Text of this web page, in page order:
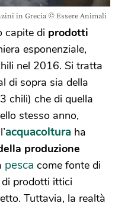
in Grecia © Essere Animali
capite di prodotti
esponenziale,
nel 2016. Si tratta
di sopra sia della
chili) che di quella
stesso anno,
acquacoltura ha
produzione
pesca come fonte di
prodotti ittici
Tuttavia, la realtà